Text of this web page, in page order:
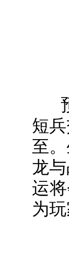
短
至
龙
运
为